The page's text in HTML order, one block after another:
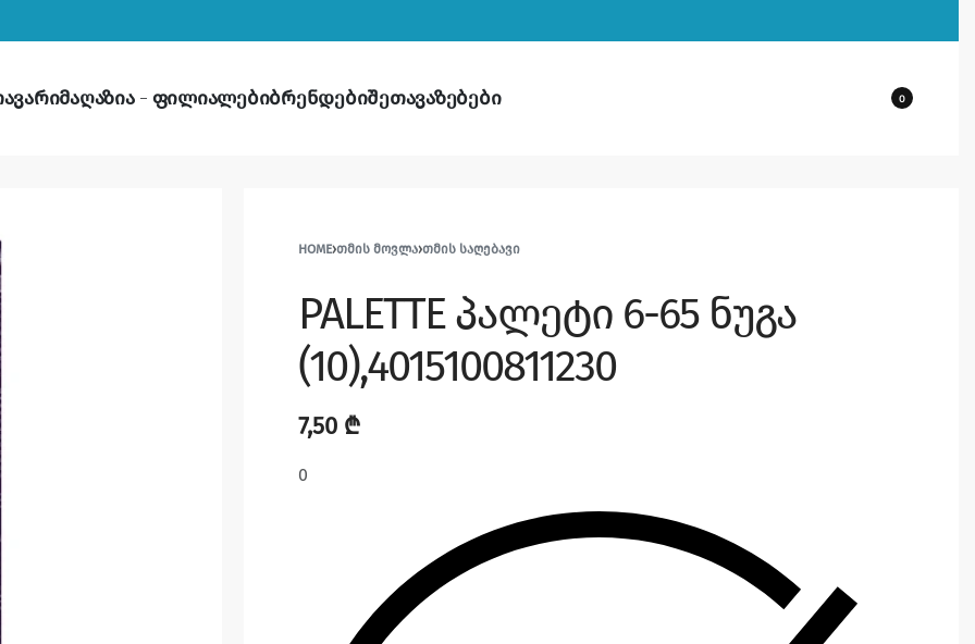
მაღაზია ფილიალებიბრენდებიშეთავაზებები 0
HOME›ᲗᲛᲘᲡ ᲛᲝᲕᲚᲐ›ᲗᲛᲘᲡ ᲡᲐᲦᲔᲑᲐᲕᲘ
PALETTE პალეტი 6-65 ნუგა
(10),4015100811230
7,50 ₾
0